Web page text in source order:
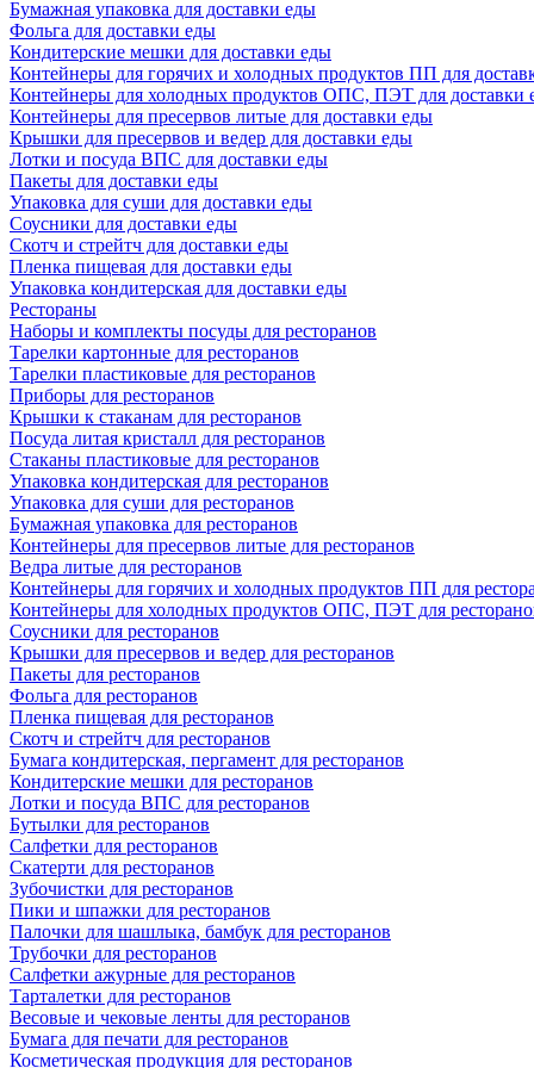
Бумажная упаковка для доставки еды
Фольга для доставки еды
Кондитерские мешки для доставки еды
Контейнеры для горячих и холодных продуктов ПП для
Контейнеры для холодных продуктов ОПС, ПЭТ для доставки
Контейнеры для пресервов литые для доставки еды
Крышки для пресервов и ведер для доставки еды
Лотки и посуда ВПС для доставки еды
Пакеты для доставки еды
Упаковка для суши для доставки еды
Соусники для доставки еды
Скотч и стрейтч для доставки еды
Пленка пищевая для доставки еды
Упаковка кондитерская для доставки еды
Рестораны
Наборы и комплекты посуды для ресторанов
Тарелки картонные для ресторанов
Тарелки пластиковые для ресторанов
Приборы для ресторанов
Крышки к стаканам для ресторанов
Посуда литая кристалл для ресторанов
Стаканы пластиковые для ресторанов
Упаковка кондитерская для ресторанов
Упаковка для суши для ресторанов
Бумажная упаковка для ресторанов
Контейнеры для пресервов литые для ресторанов
Ведра литые для ресторанов
Контейнеры для горячих и холодных продуктов ПП для
Контейнеры для холодных продуктов ОПС, ПЭТ для
Соусники для ресторанов
Крышки для пресервов и ведер для ресторанов
Пакеты для ресторанов
Фольга для ресторанов
Пленка пищевая для ресторанов
Скотч и стрейтч для ресторанов
Бумага кондитерская, пергамент для ресторанов
Кондитерские мешки для ресторанов
Лотки и посуда ВПС для ресторанов
Бутылки для ресторанов
Салфетки для ресторанов
Скатерти для ресторанов
Зубочистки для ресторанов
Пики и шпажки для ресторанов
Палочки для шашлыка, бамбук для ресторанов
Трубочки для ресторанов
Салфетки ажурные для ресторанов
Тарталетки для ресторанов
Весовые и чековые ленты для ресторанов
Бумага для печати для ресторанов
Косметическая продукция для ресторанов